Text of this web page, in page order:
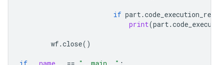
if part.
print(part.
wf.close()